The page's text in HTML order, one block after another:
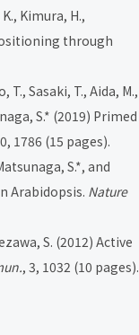
Kimura, H.,
through
T., Sasaki, T., Aida, M.,
S.* (2019) Primed
1786 (15 pages).
S.*, and
Arabidopsis. Nature
S. (2012) Active
, 3, 1032 (10 pages).